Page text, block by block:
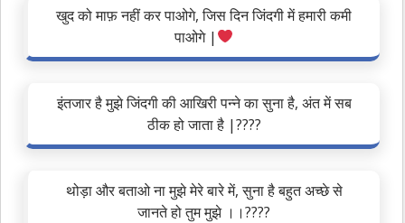
खुद को माफ़ नहीं कर पाओगे, जिस दिन जिंदगी में हमारी कमी
पाओगे |
इंतजार है मुझे जिंदगी की आखिरी पन्ने का सुना है, अंत में सब
ठीक हो जाता है |????
थोड़ा और बताओ ना मुझे मेरे बारे में, सुना है बहुत अच्छे से
जानते हो तुम मुझे ।।????